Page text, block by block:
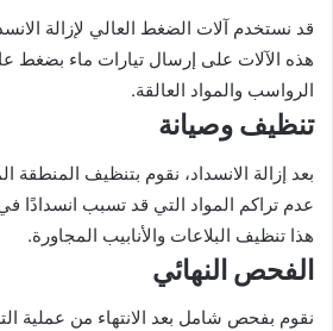
قد نستخدم آلات الضغط العالي لإزالة
هذه الآلات على إرسال تيارات ماء بضغط
الرواسب والمواد العالقة.
تنظيف وصيانة
بعد إزالة الانسداد، نقوم بتنظيف
عدم تراكم المواد التي قد تسبب انسدادًا
هذا تنظيف البلاعات والأنابيب المجاورة.
الفحص النهائي
نقوم بفحص شامل بعد الانتهاء من عملية